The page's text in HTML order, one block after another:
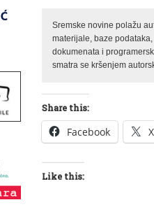
Sremske novine polažu
materijale, baze
dokumenata i
smatra se kršenjem
Share this:
Facebook X
Like this: